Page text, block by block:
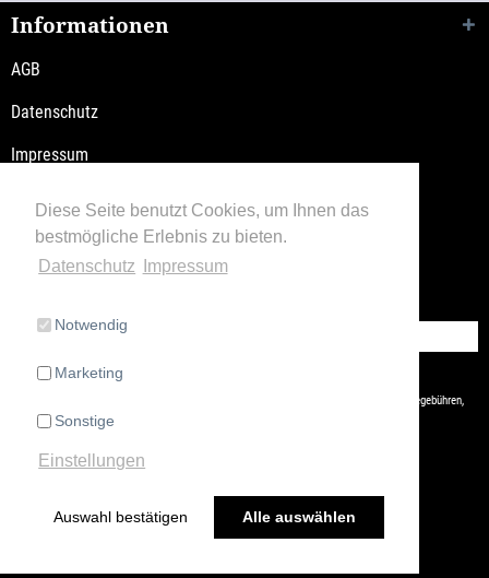
Diese Seite benutzt Cookies, um Ihnen das
bestmögliche Erlebnis zu bieten.
Datenschutz
Impressum
Notwendig
Marketing
Sonstige
Einstellungen
Auswahl bestätigen Alle auswählen
Informationen
AGB
Datenschutz
Impressum
Widerrufsbelehrung
und ggf. Nachnahmegebühren,